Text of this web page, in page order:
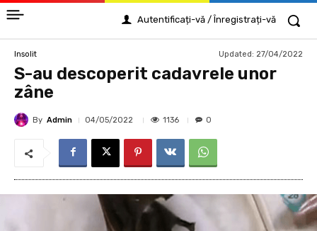
Autentificați-vă / Înregistrați-vă
Insolit Updated: 27/04/2022
S-au descoperit cadavrele unor
zâne
By Admin 04/05/2022 1136 0